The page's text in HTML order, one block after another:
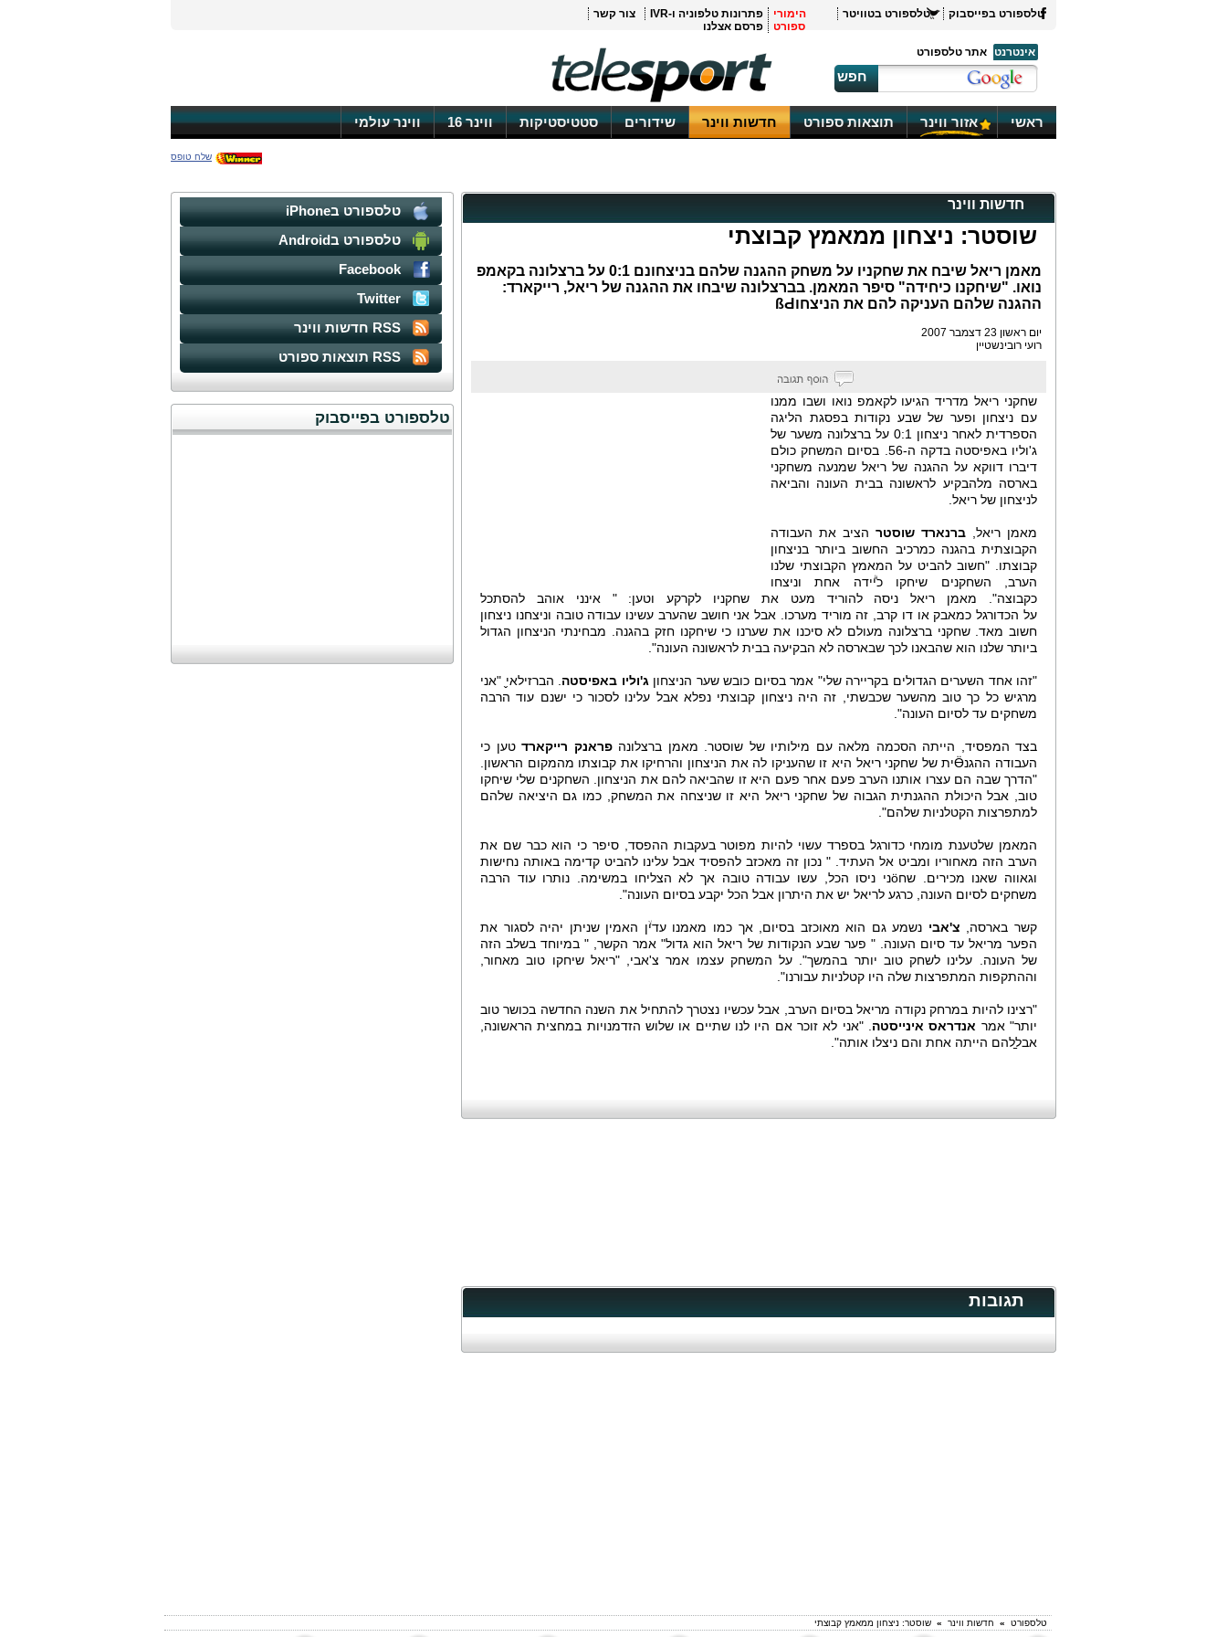
טלספורט בפייסבוק טלספורט בטוויטר
הימורי
ספורט
פתרונות טלפוניה ו-IVR
צור קשר
פרסם אצלנו
אינטרנט
אתר טלספורט
חפש
ראשי אזור ווינר תוצאות ספורט חדשות ווינר שידורים סטטיסטיקות ווינר 16 ווינר עולמי
שלח טופס
חדשות ווינר
שוסטר: ניצחון ממאמץ קבוצתי
מאמן ריאל שיבח את שחקניו על משחק ההגנה שלהם בניצחונם 0:1 על ברצלונה בקאמפ
נואו. "שיחקנו כיחידה" סיפר המאמן. בברצלונה שיבחו את ההגנה של ריאל, רייקארד:
ההגנה שלהם העניקה להם את הניצחוßԀ
יום ראשון 23 דצמבר 2007
רועי רובינשטיין
שחקני ריאל מדריד הגיעו לקאמפ נואו ושבו ממנו
עם ניצחון ופער של שבע נקודות בפסגת הליגה
הספרדית לאחר ניצחון 0:1 על ברצלונה משער של
ג'וליו באפיסטה בדקה ה-56. בסיום המשחק כולם
דיברו דווקא על ההגנה של ריאל שמנעה משחקני
בארסה מלהבקיע לראשונה בבית העונה והביאה
לניצחון של ריאל.
מאמן ריאל, ברנארד שוסטר הציב את העבודה
הקבוצתית בהגנה כמרכיב החשוב ביותר בניצחון
קבוצתו. "חשוב להביט על המאמץ הקבוצתי שלנו
הערב, השחקנים שיחקו כיۗידה אחת וניצחו
כקבוצה". מאמן ריאל ניסה להוריד מעט את שחקניו לקרקע וטען: " אינני אוהב להסתכל
על הכדורגל כמאבק או דו קרב, זה מוריד מערכו. אבל אני חושב שהערב עשינו עבודה טובה וניצחנו ניצחון
חשוב מאד. שחקני ברצלונה מעולם לא סיכנו את שערנו כי שיחקנו חזק בהגנה. מבחינתי הניצחון הגדול
ביותר שלנו הוא שהבאנו לכך שבארסה לא הבקיעה בבית לראשונה העונה".
"זהו אחד השערים הגדולים בקריירה שלי" אמר בסיום כובש שער הניצחון ג'וליו באפיסטה . הברזילאי̬ "אני
מרגיש כל כך טוב מהשער שכבשתי, זה היה ניצחון קבוצתי נפלא אבל עלינו לסכור כי ישנם עוד הרבה
משחקים עד לסיום העונה".
בצד המפסיד, הייתה הסכמה מלאה עם מילותיו של שוסטר. מאמן ברצלונהפראנק רייקארד טען כי
העבודה ההגנӪית של שחקני ריאל היא זו שהעניקו לה את הניצחון והרחיקו את קבוצתו מהמקום הראשון.
"הדרך שבה הם עצרו אותנו הערב פעם אחר פעם היא זו שהביאה להם את הניצחון. השחקנים שלי שיחקו
טוב, אבל היכולת ההגנתית הגבוה של שחקני ריאל היא זו שניצחה את המשחק, כמו גם היציאה שלהם
למתפרצות הקטלניות שלהם".
המאמן שלטענת מומחי כדורגל בספרד עשוי להיות מפוטר בעקבות ההפסד, סיפר כי הוא כבר שם את
הערב הזה מאחוריו ומביט אל העתיד. " נכון זה מאכזב להפסיד אבל עלינו להביט קדימה באותה נחישות
וגאווה שאנו מכירים. שחӧני ניסו הכל, עשו עבודה טובה אך לא הצליחו במשימה. נותרו עוד הרבה
משחקים לסיום העונה, כרגע לריאל יש את היתרון אבל הכל יקבע בסיום העונה".
קשר בארסה, צ'אבי נשמע גם הוא מאוכזב בסיום, אך כמו מאמנו עדיۙן האמין שניתן יהיה לסגור את
הפער מריאל עד סיום העונה. " פער שבע הנקודות של ריאל הוא גדול" אמר הקשר, " במיוחד בשלב הזה
של העונה. עלינו לשחק טוב יותר בהמשך". על המשחק עצמו אמר צ'אבי, "ריאל שיחקו טוב מאחור,
וההתקפות המתפרצות שלה היו קטלניות עבורנו".
"רצינו להיות במרחק נקודה מריאל בסיום הערב, אבל עכשיו נצטרך להתחיל את השנה החדשה בכושר טוב
יותר" אמר אנדראס אינייסטה . "אני לא זוכר אם היו לנו שתיים או שלוש הזדמנויות במחצית הראשונה,
אבל̠להם הייתה אחת והם ניצלו אותה".
תגובות
טלספורט בiPhone
טלספורט בAndroid
Facebook
Twitter
RSS חדשות ווינר
RSS תוצאות ספורט
טלספורט בפייסבוק
טלספורט » חדשות ווינר » שוסטר: ניצחון ממאמץ קבוצתי